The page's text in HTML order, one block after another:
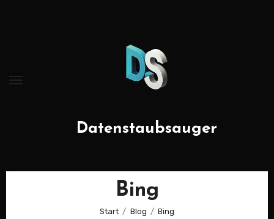
Datenstaubsauger
Bing
Start Blog Bing